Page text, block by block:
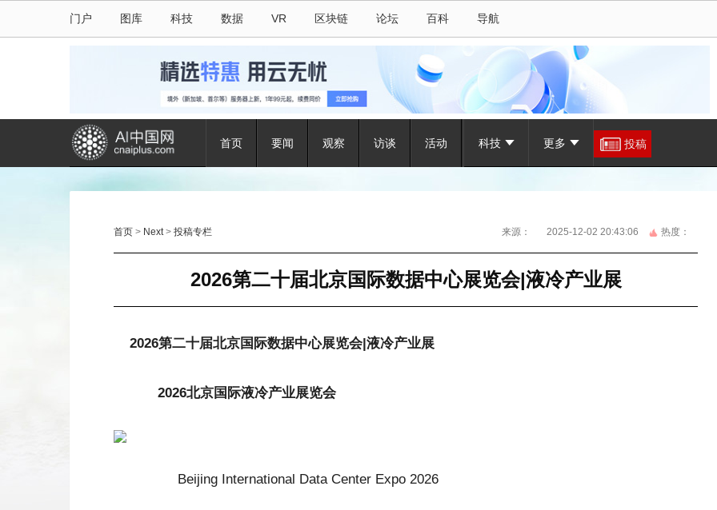
门户 图库 科技 数据 VR 区块链 论坛 百科 导航
首页 要闻 观察 访谈 活动 科技 更多 投稿
首页 > Next> 投稿专栏 来源： 2025-12-02 20:43:06 热度：
2026第二十届北京国际数据中心展览会|液冷产业展
2026第二十届北京国际数据中心展览会|液冷产业展
2026北京国际液冷产业展览会
Beijing International Data Center Expo 2026